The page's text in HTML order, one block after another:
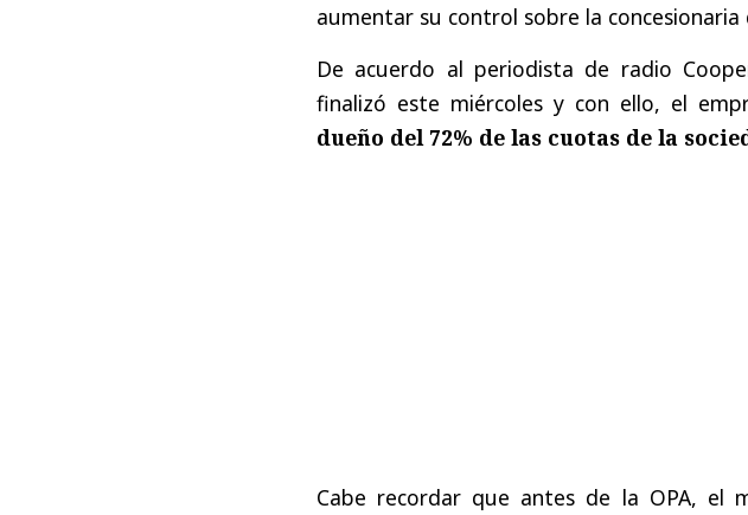
aumentar su control sobre la
De acuerdo al periodista de radio
finalizó este miércoles y con ello, el
dueño del 72% de las cuotas de la
Cabe recordar que antes de la OPA, el